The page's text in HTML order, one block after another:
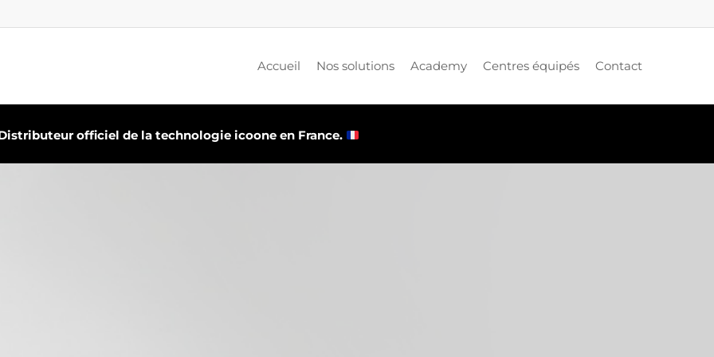
Accueil Nos solutions Academy Centres équipés Contact
officiel de la technologie icoone en France.